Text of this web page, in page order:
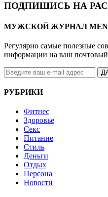
ПОДПИШИСЬ НА
МУЖСКОЙ ЖУРНАЛ
Регулярно самые полезные
информации на ваш
РУБРИКИ
Фитнес
Здоровье
Секс
Питание
Стиль
Деньги
Отдых
Персона
Новости